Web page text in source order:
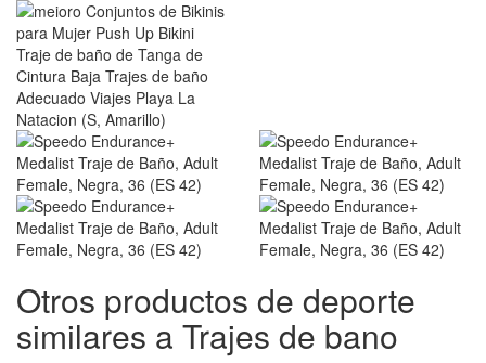
Otros productos de deporte
similares a Trajes de bano